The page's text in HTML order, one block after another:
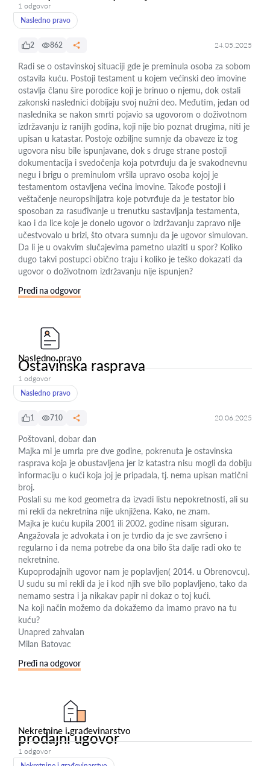
1 odgovor
Nasledno pravo
2 862 24.05.2025
Radi se o ostavinskoj situaciji gde je preminula osoba za sobom
ostavila kuću. Postoji testament u kojem većinski deo imovine
ostavlja članu šire porodice koji je brinuo o njemu, dok ostali
zakonski naslednici dobijaju svoj nužni deo. Međutim, jedan od
naslednika se nakon smrti pojavio sa ugovorom o doživotnom
izdržavanju iz ranijih godina, koji nije bio poznat drugima, niti je
upisan u katastar. Postoje ozbiljne sumnje da obaveze iz tog
ugovora nisu bile ispunjavane, dok s druge strane postoji
dokumentacija i svedočenja koja potvrđuju da je svakodnevnu
negu i brigu o preminulom vršila upravo osoba kojoj je
testamentom ostavljena većina imovine. Takođe postoji i
veštačenje neuropsihijatra koje potvrđuje da je testator bio
sposoban za rasuđivanje u trenutku sastavljanja testamenta,
kao i da lice koje je donelo ugovor o izdržavanju zapravo nije
učestvovalo u brizi, što otvara sumnju da je ugovor simulovan.
Da li je u ovakvim slučajevima pametno ulaziti u spor? Koliko
dugo takvi postupci obično traju i koliko je teško dokazati da
ugovor o doživotnom izdržavanju nije ispunjen?
Pređi na odgovor
Nasledno pravo
Ostavinska rasprava
1 odgovor
Nasledno pravo
1 710 20.06.2025
Poštovani, dobar dan
Majka mi je umrla pre dve godine, pokrenuta je ostavinska
rasprava koja je obustavljena jer iz katastra nisu mogli da dobiju
informaciju o kući koja joj je pripadala, tj. nema upisan matični
broj.
Poslali su me kod geometra da izvadi listu nepokretnosti, ali su
mi rekli da nekretnina nije uknjižena. Kako, ne znam.
Majka je kuću kupila 2001 ili 2002. godine nisam siguran.
Angažovala je advokata i on je tvrdio da je sve završeno i
regularno i da nema potrebe da ona bilo šta dalje radi oko te
nekretnine.
Kupoprodajnih ugovor nam je poplavljen( 2014. u Obrenovcu).
U sudu su mi rekli da je i kod njih sve bilo poplavljeno, tako da
nemamo sestra i ja nikakav papir ni dokaz o toj kući.
Na koji način možemo da dokažemo da imamo pravo na tu
kuću?
Unapred zahvalan
Milan Batovac
Pređi na odgovor
Nekretnine i građevinarstvo
prodajni ugovor
1 odgovor